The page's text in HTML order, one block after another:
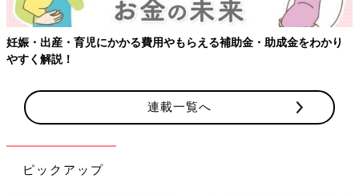
【ワクチン接種できるものも】妊婦の感染症対策、知っておいて！
連載一覧へ
ピックアップ